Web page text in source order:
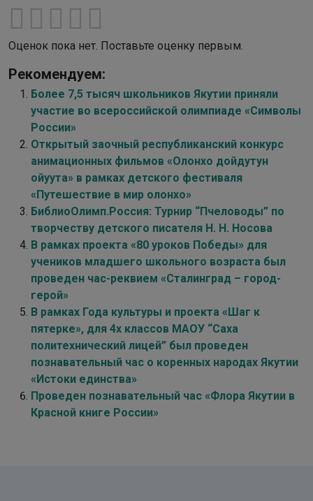
Оценок пока нет. Поставьте оценку первым.
Рекомендуем:
Более 7,5 тысяч школьников Якутии приняли
участие во всероссийской олимпиаде «Символы
России»
Открытый заочный республиканский конкурс
анимационных фильмов «Олонхо дойдутун
ойуута» в рамках детского фестиваля
«Путешествие в мир олонхо»
БиблиоОлимп.Россия: Турнир “Пчеловоды” по
творчеству детского писателя Н. Н. Носова
В рамках проекта «80 уроков Победы» для
учеников младшего школьного возраста был
проведен час-реквием «Сталинград – город-
герой»
В рамках Года культуры и проекта «Шаг к
пятерке», для 4х классов МАОУ “Саха
политехнический лицей” был проведен
познавательный час о коренных народах Якутии
«Истоки единства»
Проведен познавательный час «Флора Якутии в
Красной книге России»